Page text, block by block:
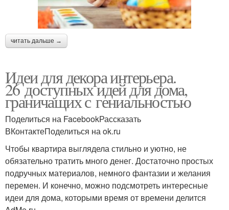
читать дальше →
Идеи для декора интерьера.
26 доступных идей для дома,
граничащих с гениальностью
Поделиться на FacebookРассказать
ВКонтактеПоделиться на ok.ru
Чтобы квартира выглядела стильно и уютно, не
обязательно тратить много денег. Достаточно простых
подручных материалов, немного фантазии и желания
перемен. И конечно, можно подсмотреть интересные
идеи для дома, которыми время от времени делится